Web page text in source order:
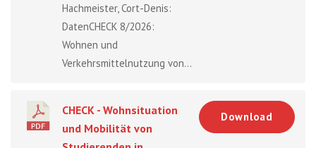
Hachmeister, Cort-Denis:
DatenCHECK 8/2026:
Wohnen und
Verkehrsmittelnutzung von...
CHECK - Wohnsituation
und Mobilität von
Download